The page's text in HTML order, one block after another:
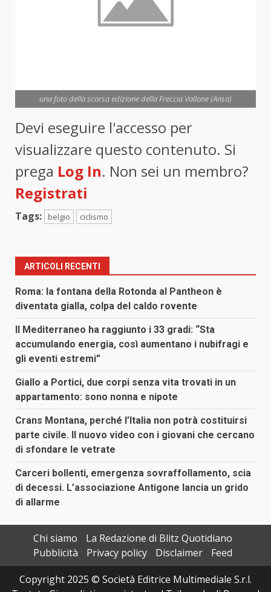
una foto della scorsa edizione della Freccia Vallone (Ansa)
Devi eseguire l'accesso per
visualizzare questo contenuto. Si
prega Log In. Non sei un membro?
Registrati
Tags: belgio ciclismo
ARTICOLI RECENTI
Roma: la fontana della Rotonda al Pantheon è
diventata gialla, colpa del caldo rovente
Il Mediterraneo ha raggiunto i 33 gradi: “Sta
accumulando energia, così aumentano i nubifragi e
gli eventi estremi”
Giallo a Portici, due corpi senza vita trovati in un
appartamento: sono nonna e nipote
Crans Montana, perché l’Italia non potrà costituirsi
parte civile. Il nuovo video con i giovani che cercano
di sfondare le vetrate
Carceri bollenti, emergenza sovraffollamento, scia
di decessi. L’associazione Antigone lancia un grido
di allarme
Chi siamo
La Redazione di Blitz Quotidiano
Pubblicità
Privacy policy Disclaimer
Feed
Copyright 2025 © Società Editrice Multimediale S.r.l.